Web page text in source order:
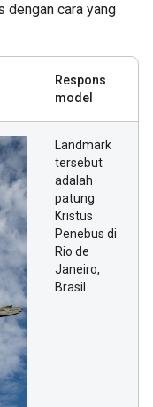
dengan cara yang
Respons
model
Landmark
tersebut
adalah
patung
Kristus
Penebus di
Rio de
Janeiro,
Brasil.